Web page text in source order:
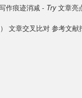
作痕迹消减 - Try 文章亮
文章交叉比对 参考文献